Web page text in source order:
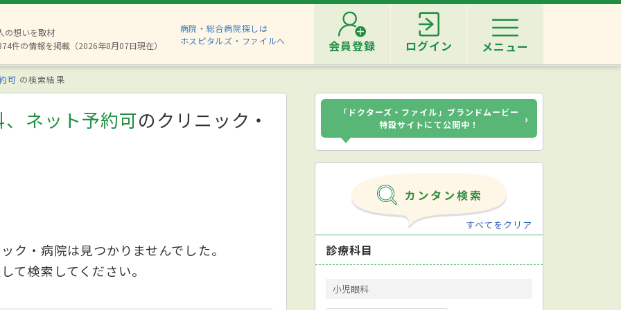
の想いを取材
件の情報を掲載（2026年8月07日現在）
病院・総合病院探しは
ホスピタルズ・ファイルへ
会員登録 ログイン メニュー
可 の検索結果
ネット予約可のクリニック・
ク・病院は見つかりませんでした。
て検索してください。
「ドクターズ・ファイル」ブランドムービー
特設サイトにて公開中！
›
すべてをクリア
診療科目
小児眼科